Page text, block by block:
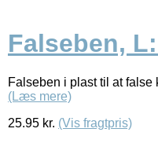
Falseben,
Falseben i plast til at false
(Læs mere)
25.95 kr. (Vis fragtpris)